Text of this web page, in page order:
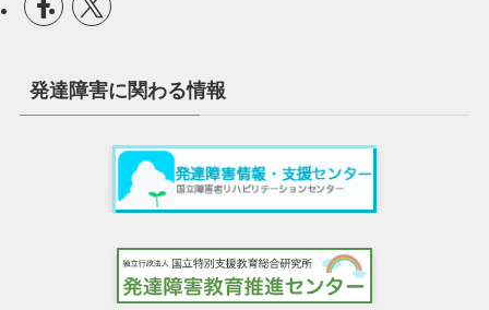
発達障害に関わる情報